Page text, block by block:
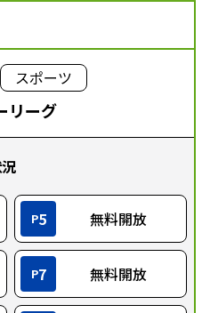
スポーツ
リーグ
P5 無料開放
P7 無料開放